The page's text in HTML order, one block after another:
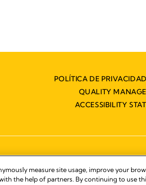
POLÍTICA DE
QUALITY
ACCESSIBILITY
measure site usage, improve your
the help of partners. By continuing to use